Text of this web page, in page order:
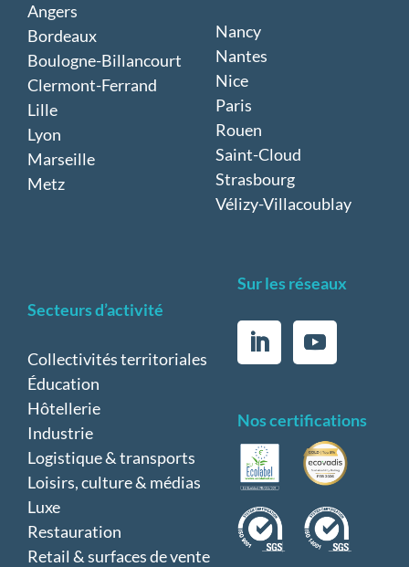
Angers
Bordeaux
Boulogne-Billancourt
Clermont-Ferrand
Lille
Lyon
Marseille
Metz
Nancy
Nantes
Nice
Paris
Rouen
Saint-Cloud
Strasbourg
Vélizy-Villacoublay
Secteurs d’activité
Collectivités territoriales
Éducation
Hôtellerie
Industrie
Logistique & transports
Loisirs, culture & médias
Luxe
Restauration
Retail & surfaces de vente
Sur les réseaux
Nos certifications